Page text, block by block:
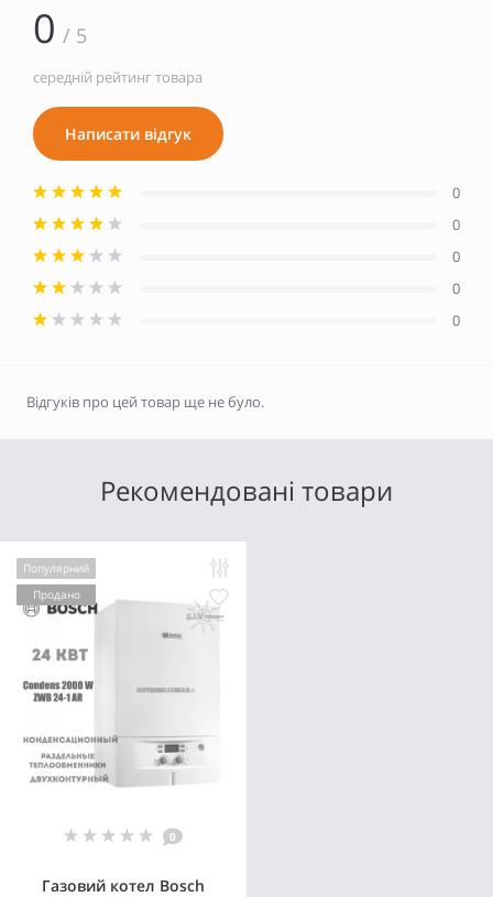
0 / 5
середній рейтинг товара
Написати відгук
0
0
0
0
0
Відгуків про цей товар ще не було.
Рекомендовані товари
Популярний
Продано
0
Газовий котел Bosch